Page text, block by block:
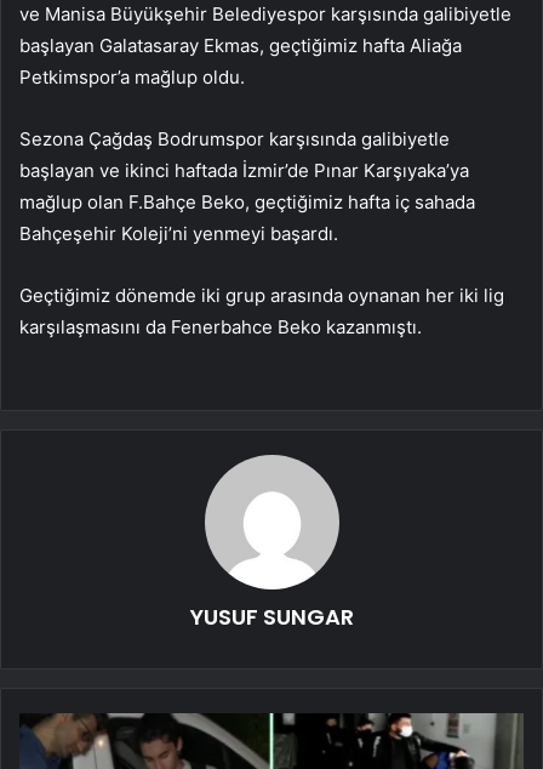
ve Manisa Büyükşehir Belediyespor karşısında galibiyetle
başlayan Galatasaray Ekmas, geçtiğimiz hafta Aliağa
Petkimspor’a mağlup oldu.
Sezona Çağdaş Bodrumspor karşısında galibiyetle
başlayan ve ikinci haftada İzmir’de Pınar Karşıyaka’ya
mağlup olan F.Bahçe Beko, geçtiğimiz hafta iç sahada
Bahçeşehir Koleji’ni yenmeyi başardı.
Geçtiğimiz dönemde iki grup arasında oynanan her iki lig
karşılaşmasını da Fenerbahce Beko kazanmıştı.
YUSUF SUNGAR